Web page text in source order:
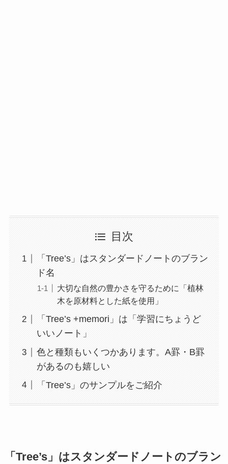
目次
「Tree’s」はスタンダードノートのブラン
ド名
大切な自然の豊かさを守るために「植林
木を原材料とした紙を使用」
「Tree’s +memori」は「学習にちょうど
いいノート」
色と種類もいくつかあります。A罫・B罫
があるのも嬉しい
「Tree’s」のサンプルをご紹介
「Tree’s」はスタンダードノートのブラン